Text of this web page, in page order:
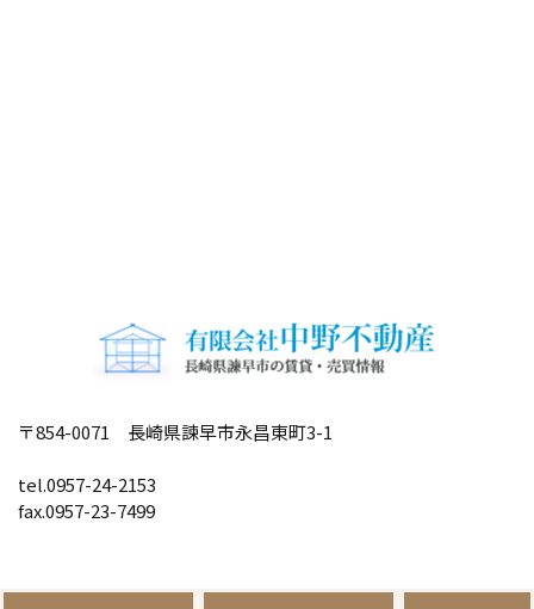
〒854-0071 長崎県諫早市永昌東町3-1
tel.0957-24-2153
fax.0957-23-7499